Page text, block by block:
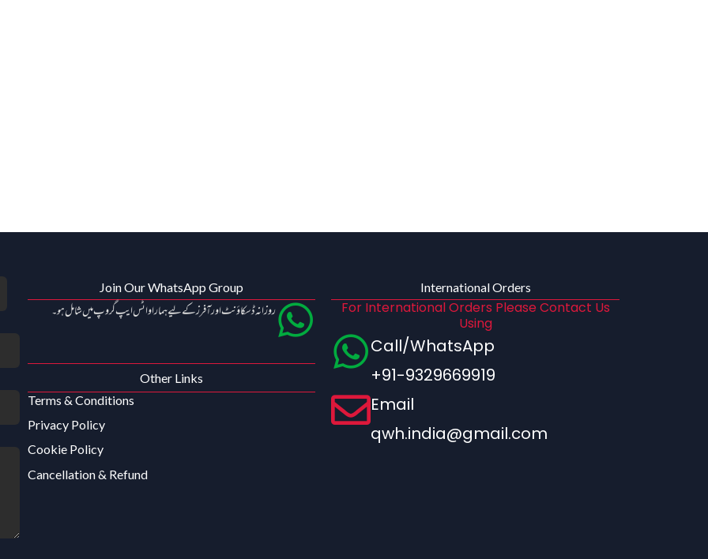
Join Our WhatsApp Group
روزانہ ڈسکاؤنٹ اور آفرز کے لیے ہمارا واٹس ایپ گروپ میں شامل ہو۔
Other Links
Terms & Conditions
Privacy Policy
Cookie Policy
Cancellation & Refund
International Orders
For International Orders Please Contact Us
Using
Call/WhatsApp
+91-9329669919
Email
qwh.india@gmail.com